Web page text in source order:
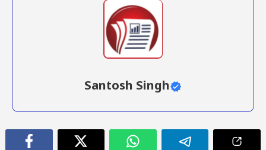
Santosh Singh